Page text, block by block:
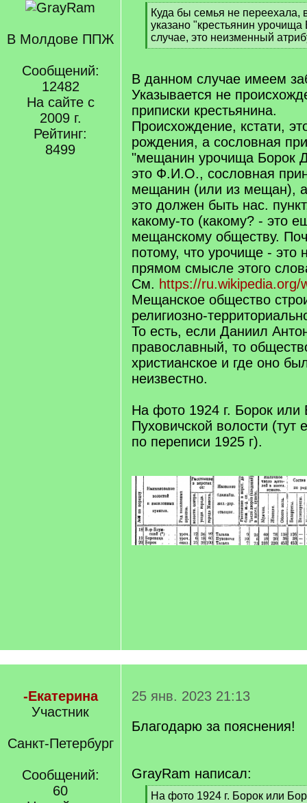
В Молдове ППЖ
Сообщений:
12482
На сайте с
2009 г.
Рейтинг:
8499
[
q
]
Куда бы семья не переехала,
указано "крестьянин
случае, это неизменный
[
q
]
В данном случае имеем
Указывается не
приписки крестьянина.
Происхождение, кстати,
рождения, а сословная
"мещанин урочища Борок
это Ф.И.О., сословная
мещанин (или из мещан),
это должен быть нас.
какому-то (какому? - это
мещанскому обществу.
потому, что урочище - это
прямом смысле этого
См. https://
Мещанское общество
религиозно-
То есть, если Даниил
православный, то
христианское и где оно
неизвестно.
На фото 1924 г. Борок или
Пуховичской волости (тут
по переписи 1925 г).
-Екатерина
Участник
Санкт-Петербург
Сообщений:
60
25 янв. 2023 21:13
Благодарю за пояснения!
GrayRam написал:
[На фото 1924 г. Борок или